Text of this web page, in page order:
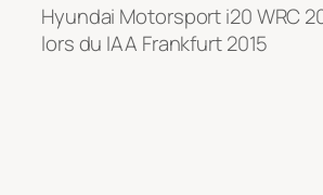
Hyundai Motorsport i20 WRC
lors du IAA Frankfurt 2015